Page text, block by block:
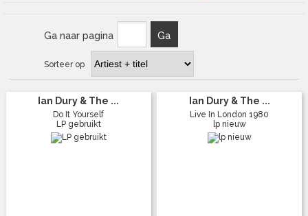
Ga naar pagina Ga
Sorteer op
Ian Dury & The ...
Do It Yourself
LP gebruikt
Ian Dury & The ...
Live In London 1980
lp nieuw